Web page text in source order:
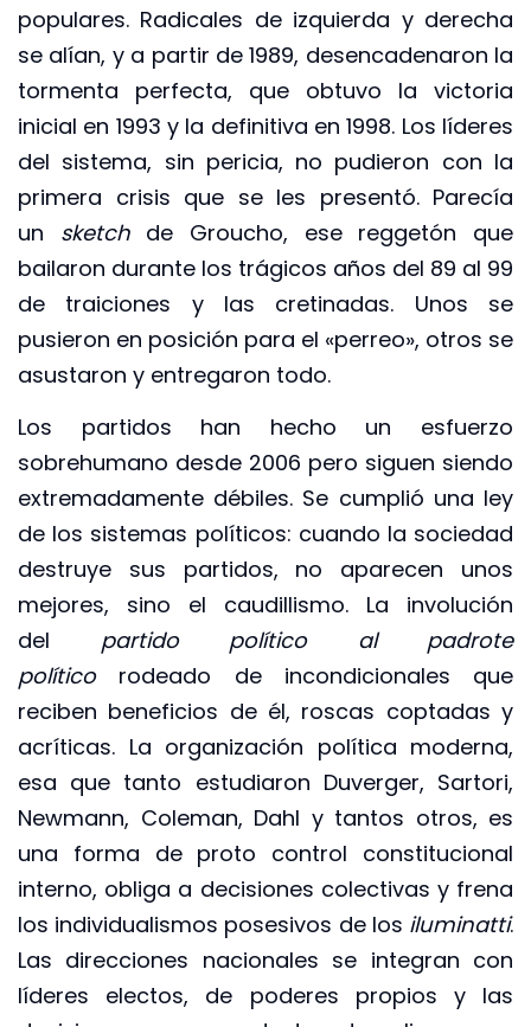
populares. Radicales de izquierda y derecha
se alían, y a partir de 1989, desencadenaron la
tormenta perfecta, que obtuvo la victoria
inicial en 1993 y la definitiva en 1998. Los líderes
del sistema, sin pericia, no pudieron con la
primera crisis que se les presentó. Parecía
un sketchde Groucho, ese reggetón que
bailaron durante los trágicos años del 89 al 99
de traiciones y las cretinadas. Unos se
pusieron en posición para el «perreo», otros se
asustaron y entregaron todo.
Los partidos han hecho un esfuerzo
sobrehumano desde 2006 pero siguen siendo
extremadamente débiles. Se cumplió una ley
de los sistemas políticos: cuando la sociedad
destruye sus partidos, no aparecen unos
mejores, sino el caudillismo. La involución
del partido político al padrote
políticorodeado de incondicionales que
reciben beneficios de él, roscas coptadas y
acríticas. La organización política moderna,
esa que tanto estudiaron Duverger, Sartori,
Newmann, Coleman, Dahl y tantos otros, es
una forma de proto control constitucional
interno, obliga a decisiones colectivas y frena
los individualismos posesivos de los iluminatti.
Las direcciones nacionales se integran con
líderes electos, de poderes propios y las